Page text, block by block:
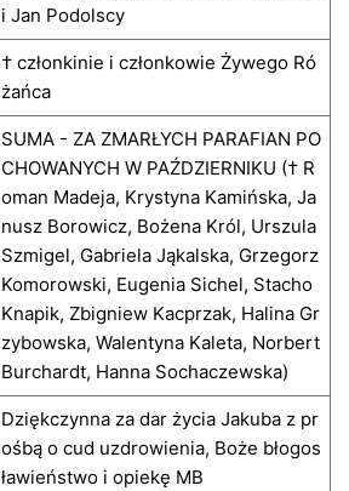
i Jan Podolscy
† członkinie i członkowie Żywego Ró
żańca
SUMA - ZA ZMARŁYCH PARAFIAN PO
CHOWANYCH W PAŹDZIERNIKU († R
oman Madeja, Krystyna Kamińska, Ja
nusz Borowicz, Bożena Król, Urszula
Szmigel, Gabriela Jąkalska, Grzegorz
Komorowski, Eugenia Sichel, Stacho
Knapik, Zbigniew Kacprzak, Halina Gr
zybowska, Walentyna Kaleta, Norbert
Burchardt, Hanna Sochaczewska)
Dziękczynna za dar życia Jakuba z pr
ośbą o cud uzdrowienia, Boże błogos
ławieństwo i opiekę MB